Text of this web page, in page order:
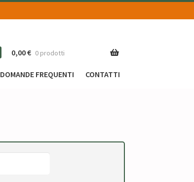
0,00€ 0 prodotti
DOMANDE FREQUENTI CONTATTI